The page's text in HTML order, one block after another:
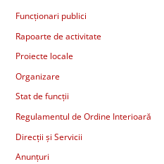
Funcționari publici
Rapoarte de activitate
Proiecte locale
Organizare
Stat de funcții
Regulamentul de Ordine Interioară
Direcții și Servicii
Anunțuri